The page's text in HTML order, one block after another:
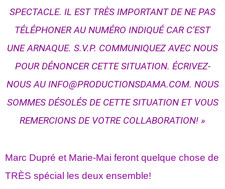
SPECTACLE. IL EST TRÈS IMPORTANT DE NE PAS
TÉLÉPHONER AU NUMÉRO INDIQUÉ CAR C’EST
UNE ARNAQUE. S.V.P. COMMUNIQUEZ AVEC NOUS
POUR DÉNONCER CETTE SITUATION. ÉCRIVEZ-
NOUS AU INFO@PRODUCTIONSDAMA.COM. NOUS
SOMMES DÉSOLÉS DE CETTE SITUATION ET VOUS
REMERCIONS DE VOTRE COLLABORATION! »
Marc Dupré et Marie-Mai feront quelque chose de
TRÈS spécial les deux ensemble!